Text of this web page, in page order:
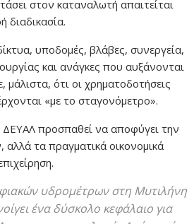
στον καταναλωτή απαιτείται
διαδικασία.
υποδομές, βλάβες, συνεργεία,
και ανάγκες που αυξάνονται
μάλιστα, ότι οι χρηματοδοτήσεις
«με το σταγονόμετρο».
προσπαθεί να αποφύγει την
αλλά τα πραγματικά οικονομικά
υδρομέτρων στη Μυτιλήνη
ένα δύσκολο κεφάλαιο για